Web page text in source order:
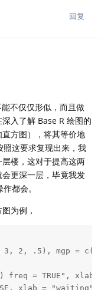
回复
不仅仅形似，而且做
深入了解 Base R 绘图的
方图），将其等价地
这要求复现出来，我
楼，这对于提高这两
更深一层，毕竟我发
都会。
为例，
3, 2, .5), mgp =
freq = TRUE", xlab
xlab = "waiting",